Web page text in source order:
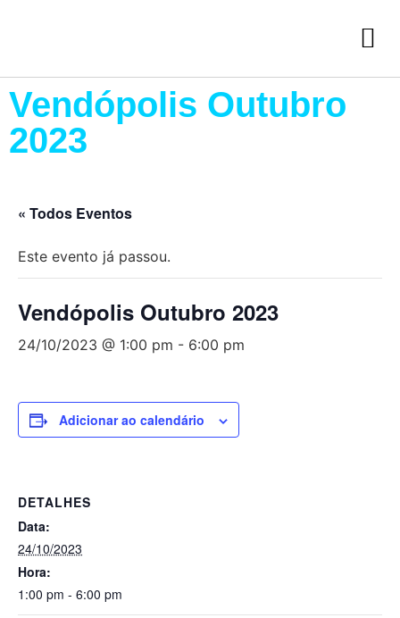
Vendópolis Outubro
2023
« Todos Eventos
Este evento já passou.
Vendópolis Outubro 2023
24/10/2023 @ 1:00 pm - 6:00 pm
Adicionar ao calendário
DETALHES
Data:
24/10/2023
Hora:
1:00 pm - 6:00 pm